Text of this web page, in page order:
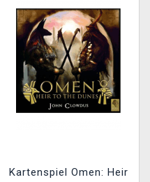
Kartenspiel Omen: Heir